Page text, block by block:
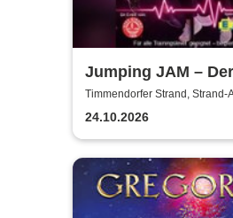
Jumping JAM –
Marathon
Timmendorfer Strand, Strand-
Timmendorf
24.10.2026